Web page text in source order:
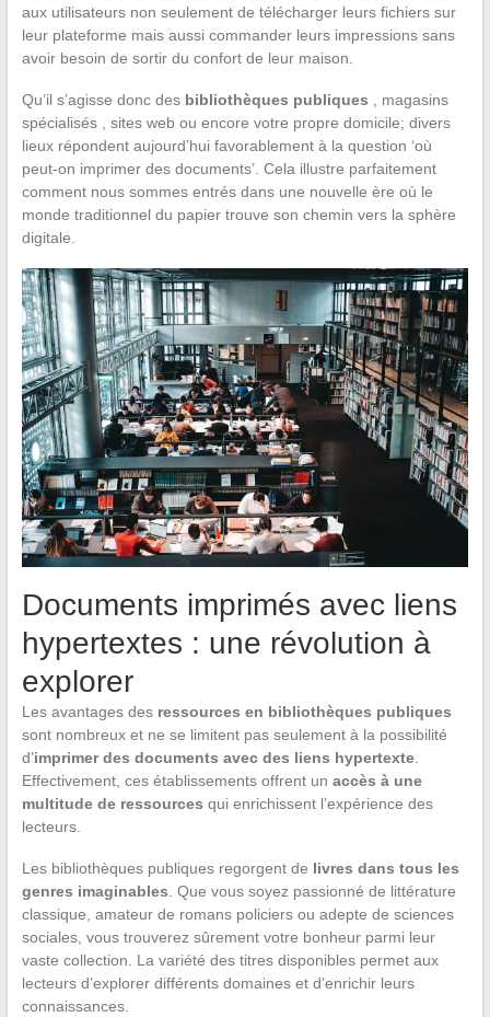
aux utilisateurs non seulement de télécharger leurs fichiers sur
leur plateforme mais aussi commander leurs impressions sans
avoir besoin de sortir du confort de leur maison.
Qu’il s’agisse donc des bibliothèques publiques , magasins
spécialisés , sites web ou encore votre propre domicile; divers
lieux répondent aujourd’hui favorablement à la question ‘où
peut-on imprimer des documents’. Cela illustre parfaitement
comment nous sommes entrés dans une nouvelle ère où le
monde traditionnel du papier trouve son chemin vers la sphère
digitale.
Documents imprimés avec liens
hypertextes : une révolution à
explorer
Les avantages des ressources en bibliothèques publiques
sont nombreux et ne se limitent pas seulement à la possibilité
d’imprimer des documents avec des liens hypertexte.
Effectivement, ces établissements offrent un accès à une
multitude de ressources qui enrichissent l’expérience des
lecteurs.
Les bibliothèques publiques regorgent de livres dans tous les
genres imaginables . Que vous soyez passionné de littérature
classique, amateur de romans policiers ou adepte de sciences
sociales, vous trouverez sûrement votre bonheur parmi leur
vaste collection. La variété des titres disponibles permet aux
lecteurs d’explorer différents domaines et d’enrichir leurs
connaissances.